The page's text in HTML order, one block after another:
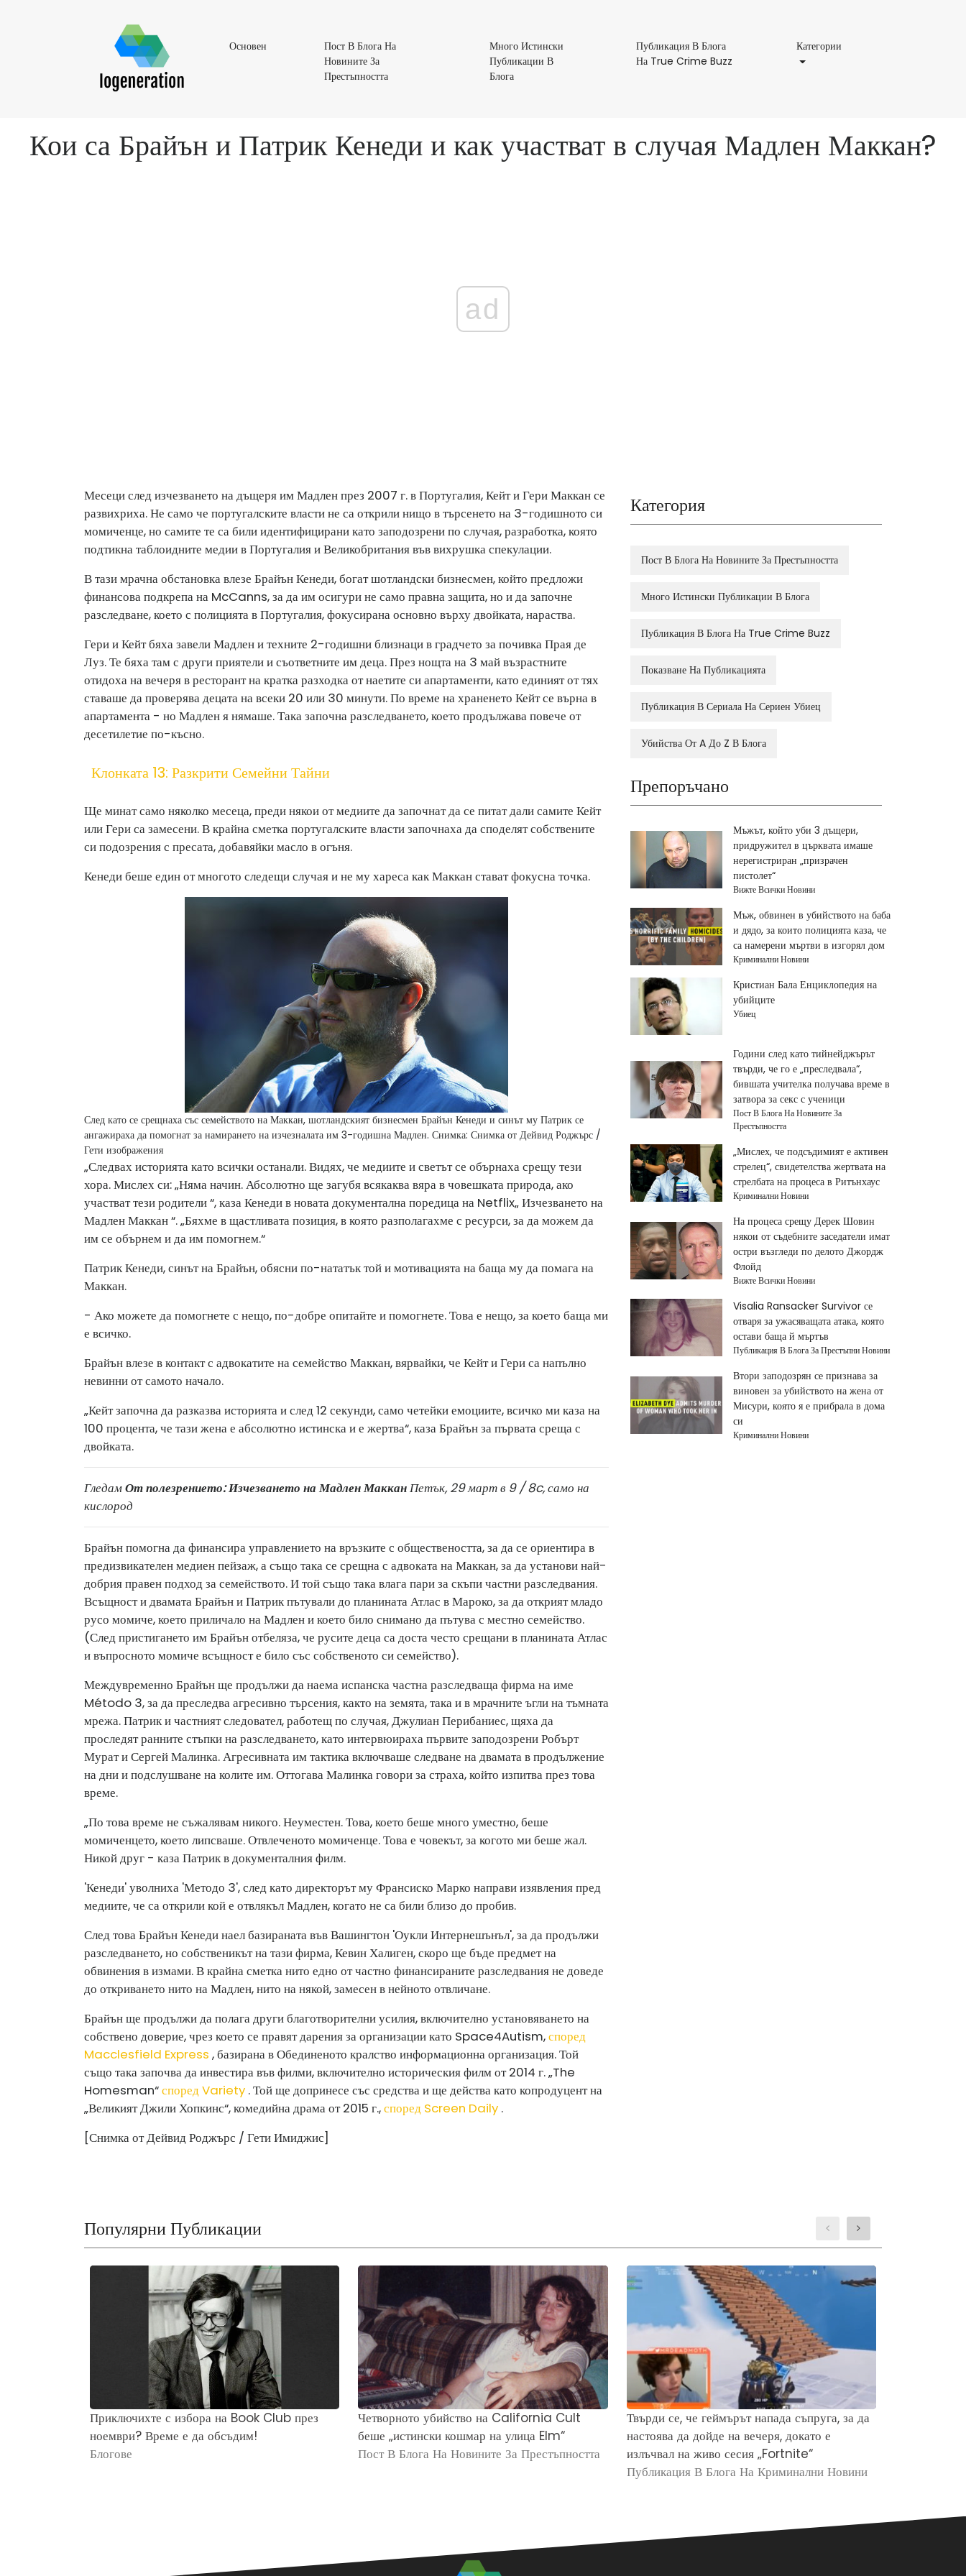
ОсновенОсновен
Пост В Блога На
Новините За
ПрестъпносттаПост
За
Престъпността
Много Истински
Публикации В
БлогаМного
Публикация В Блога
На True Crime Buzz
Crime
Buzz
Категории
Кои са Брайън и Патрик Кенеди и как участват в случая Мадлен Маккан?
ad
Месеци след изчезването на дъщеря им Мадлен през 2007 г. в Португалия, Кейт и Гери Маккан се
развихриха. Не само че португалските власти не са открили нищо в търсенето на 3-годишното си
момиченце, но самите те са били идентифицирани като заподозрени по случая, разработка, която
подтикна таблоидните медии в Португалия и Великобритания във вихрушка спекулации.
В тази мрачна обстановка влезе Брайън Кенеди, богат шотландски бизнесмен, който предложи
финансова подкрепа на McCanns, за да им осигури не само правна защита, но и да започне
разследване, което с полицията в Португалия, фокусирана основно върху двойката, нараства.
Гери и Кейт бяха завели Мадлен и техните 2-годишни близнаци в градчето за почивка Прая де
Луз. Те бяха там с други приятели и съответните им деца. През нощта на 3 май възрастните
отидоха на вечеря в ресторант на кратка разходка от наетите си апартаменти, като единият от тях
ставаше да проверява децата на всеки 20 или 30 минути. По време на храненето Кейт се върна в
апартамента - но Мадлен я нямаше. Така започна разследването, което продължава повече от
десетилетие по-късно.
Клонката 13: Разкрити Семейни Тайни
Ще минат само няколко месеца, преди някои от медиите да започнат да се питат дали самите Кейт
или Гери са замесени. В крайна сметка португалските власти започнаха да споделят собствените
си подозрения с пресата, добавяйки масло в огъня.
Кенеди беше един от многото следещи случая и не му хареса как Маккан стават фокусна точка.
След като се срещнаха със семейството на Маккан, шотландският бизнесмен Брайън Кенеди и синът му Патрик се
ангажираха да помогнат за намирането на изчезналата им 3-годишна Мадлен. Снимка: Снимка от Дейвид Роджърс /
Гети изображения
„Следвах историята като всички останали. Видях, че медиите и светът се обърнаха срещу тези
хора. Мислех си: „Няма начин. Абсолютно ще загубя всякаква вяра в човешката природа, ако
участват тези родители “, каза Кенеди в новата документална поредица на Netflix„ Изчезването на
Мадлен Маккан “. „Бяхме в щастливата позиция, в която разполагахме с ресурси, за да можем да
им се обърнем и да им помогнем.“
Патрик Кенеди, синът на Брайън, обясни по-нататък той и мотивацията на баща му да помага на
Маккан.
- Ако можете да помогнете с нещо, по-добре опитайте и помогнете. Това е нещо, за което баща ми
е всичко.
Брайън влезе в контакт с адвокатите на семейство Маккан, вярвайки, че Кейт и Гери са напълно
невинни от самото начало.
„Кейт започна да разказва историята и след 12 секунди, само четейки емоциите, всичко ми каза на
100 процента, че тази жена е абсолютно истинска и е жертва“, каза Брайън за първата среща с
двойката.
ГледамОт полезрението: Изчезването на Мадлен МакканПетък, 29 март в 9 / 8c, само на
кислород
Брайън помогна да финансира управлението на връзките с обществеността, за да се ориентира в
предизвикателен медиен пейзаж, а също така се срещна с адвоката на Маккан, за да установи най-
добрия правен подход за семейството. И той също така влага пари за скъпи частни разследвания.
Всъщност и двамата Брайън и Патрик пътували до планината Атлас в Мароко, за да открият младо
русо момиче, което приличало на Мадлен и което било снимано да пътува с местно семейство.
(След пристигането им Брайън отбеляза, че русите деца са доста често срещани в планината Атлас
и въпросното момиче всъщност е било със собственото си семейство).
Междувременно Брайън ще продължи да наема испанска частна разследваща фирма на име
Método 3, за да преследва агресивно търсения, както на земята, така и в мрачните ъгли на тъмната
мрежа. Патрик и частният следовател, работещ по случая, Джулиан Перибаниес, щяха да
проследят ранните стъпки на разследването, като интервюираха първите заподозрени Робърт
Мурат и Сергей Малинка. Агресивната им тактика включваше следване на двамата в продължение
на дни и подслушване на колите им. Оттогава Малинка говори за страха, който изпитва през това
време.
„По това време не съжалявам никого. Неуместен. Това, което беше много уместно, беше
момиченцето, което липсваше. Отвлеченото момиченце. Това е човекът, за когото ми беше жал.
Никой друг - каза Патрик в документалния филм.
'Кенеди' уволниха 'Методо 3', след като директорът му Франсиско Марко направи изявления пред
медиите, че са открили кой е отвлякъл Мадлен, когато не са били близо до пробив.
След това Брайън Кенеди наел базираната във Вашингтон 'Оукли Интернешънъл', за да продължи
разследването, но собственикът на тази фирма, Кевин Халиген, скоро ще бъде предмет на
обвинения в измами. В крайна сметка нито едно от частно финансираните разследвания не доведе
до откриването нито на Мадлен, нито на някой, замесен в нейното отвличане.
Брайън ще продължи да полага други благотворителни усилия, включително установяването на
собствено доверие, чрез което се правят дарения за организации като Space4Autism,според
Macclesfield Express , базирана в Обединеното кралство информационна организация. Той
също така започва да инвестира във филми, включително историческия филм от 2014 г. „The
Homesman“според Variety . Той ще допринесе със средства и ще действа като копродуцент на
„Великият Джили Хопкинс“, комедийна драма от 2015 г.,според Screen Daily .
[Снимка от Дейвид Роджърс / Гети Имиджис]
Категория
Пост В Блога На Новините За Престъпността
Много Истински Публикации В Блога
Публикация В Блога На True Crime Buzz
Показване На Публикацията
Публикация В Сериала На Сериен Убиец
Убийства От A До Z В Блога
Препоръчано
Мъжът, който уби 3 дъщери,
придружител в църквата имаше
нерегистриран „призрачен
пистолет“
Вижте Всички Новини
Мъж, обвинен в убийството на баба
и дядо, за които полицията каза, че
са намерени мъртви в изгорял дом
Криминални Новини
Кристиан Бала Енциклопедия на
убийците
Убиец
Години след като тийнейджърът
твърди, че го е „преследвала“,
бившата учителка получава време в
затвора за секс с ученици
Пост В Блога На Новините За
Престъпността
„Мислех, че подсъдимият е активен
стрелец“, свидетелства жертвата на
стрелбата на процеса в Ритънхаус
Криминални Новини
На процеса срещу Дерек Шовин
някои от съдебните заседатели имат
остри възгледи по делото Джордж
Флойд
Вижте Всички Новини
Visalia Ransacker Survivor се
отваря за ужасяващата атака, която
остави баща й мъртъв
Публикация В Блога За Престъпни Новини
Втори заподозрян се признава за
виновен за убийството на жена от
Мисури, която я е прибрала в дома
си
Криминални Новини
Популярни Публикации
Приключихте с избора на Book Club през
ноември? Време е да обсъдим!
Блогове
Четворното убийство на California Cult
беше „истински кошмар на улица Elm“
Пост В Блога На Новините За Престъпността
Твърди се, че геймърът напада съпруга, за да
настоява да дойде на вечеря, докато е
излъчвал на живо сесия „Fortnite“
Публикация В Блога На Криминални Новини